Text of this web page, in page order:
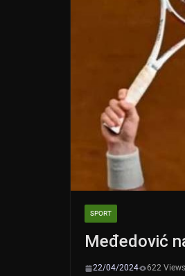
SPORT
Međedović
22/04/2024
622 Views